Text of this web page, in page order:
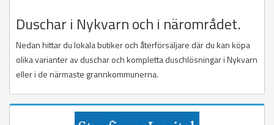
Duschar i Nykvarn och i närområdet.
Nedan hittar du lokala butiker och återförsäljare där du kan köpa
olika varianter av duschar och kompletta duschlösningar i Nykvarn
eller i de närmaste grannkommunerna.